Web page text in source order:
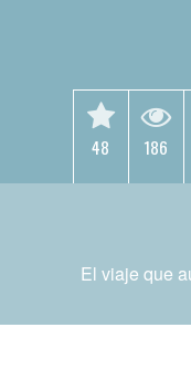
48 186
El viaje que